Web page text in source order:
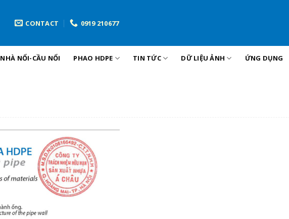
CONTACT 0919 210677
NHÀ NỔI-CẦU NỔI PHAO HDPE TIN TỨC DỮ LIỆU ẢNH ỨNG DỤNG